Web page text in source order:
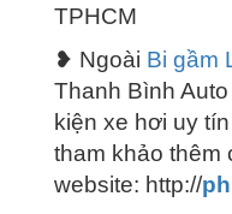
TPHCM
❥ Ngoài Bi gầm
Thanh Bình
kiện xe hơi uy
tham khảo thêm
website: http://